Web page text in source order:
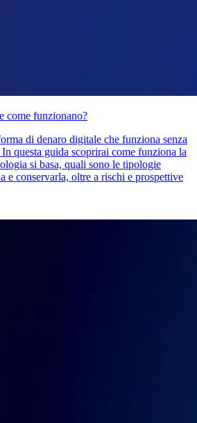
come funzionano?
di denaro digitale che funziona senza
questa guida scoprirai come funziona la
si basa, quali sono le tipologie
e conservarla, oltre a rischi e prospettive